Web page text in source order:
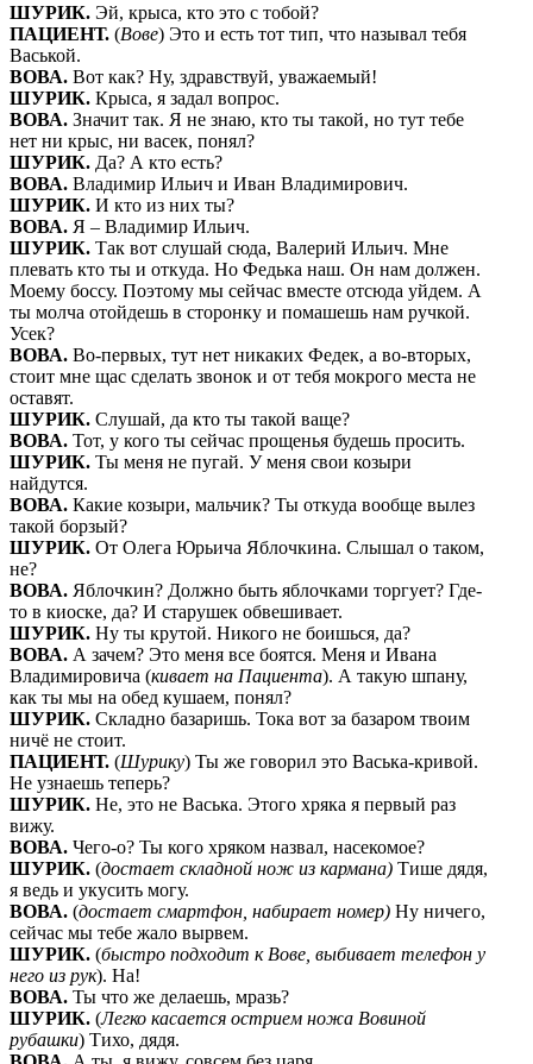
ШУРИК. Эй, крыса, кто это с тобой?
ПАЦИЕНТ. (Вове) Это и есть тот тип, что называл тебя
Васькой.
ВОВА. Вот как? Ну, здравствуй, уважаемый!
ШУРИК. Крыса, я задал вопрос.
ВОВА. Значит так. Я не знаю, кто ты такой, но тут тебе
нет ни крыс, ни васек, понял?
ШУРИК. Да? А кто есть?
ВОВА. Владимир Ильич и Иван Владимирович.
ШУРИК. И кто из них ты?
ВОВА. Я – Владимир Ильич.
ШУРИК. Так вот слушай сюда, Валерий Ильич. Мне
плевать кто ты и откуда. Но Федька наш. Он нам должен.
Моему боссу. Поэтому мы сейчас вместе отсюда уйдем. А
ты молча отойдешь в сторонку и помашешь нам ручкой.
Усек?
ВОВА. Во-первых, тут нет никаких Федек, а во-вторых,
стоит мне щас сделать звонок и от тебя мокрого места не
оставят.
ШУРИК. Слушай, да кто ты такой ваще?
ВОВА. Тот, у кого ты сейчас прощенья будешь просить.
ШУРИК. Ты меня не пугай. У меня свои козыри
найдутся.
ВОВА. Какие козыри, мальчик? Ты откуда вообще вылез
такой борзый?
ШУРИК. От Олега Юрьича Яблочкина. Слышал о таком,
не?
ВОВА. Яблочкин? Должно быть яблочками торгует? Где-
то в киоске, да? И старушек обвешивает.
ШУРИК. Ну ты крутой. Никого не боишься, да?
ВОВА. А зачем? Это меня все боятся. Меня и Ивана
Владимировича (кивает на Пациента). А такую шпану,
как ты мы на обед кушаем, понял?
ШУРИК. Складно базаришь. Тока вот за базаром твоим
ничё не стоит.
ПАЦИЕНТ. (Шурику) Ты же говорил это Васька-кривой.
Не узнаешь теперь?
ШУРИК. Не, это не Васька. Этого хряка я первый раз
вижу.
ВОВА. Чего-о? Ты кого хряком назвал, насекомое?
ШУРИК. (достает складной нож из кармана) Тише дядя,
я ведь и укусить могу.
ВОВА. (достает смартфон, набирает номер) Ну ничего,
сейчас мы тебе жало вырвем.
ШУРИК. (быстро подходит к Вове, выбивает телефон у
него из рук). На!
ВОВА. Ты что же делаешь, мразь?
ШУРИК. (Легко касается острием ножа Вовиной
рубашки) Тихо, дядя.